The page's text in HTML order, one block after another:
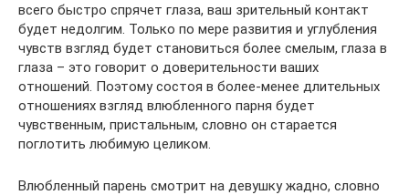
всего быстро спрячет глаза, ваш зрительный контакт
будет недолгим. Только по мере развития и углубления
чувств взгляд будет становиться более смелым, глаза в
глаза – это говорит о доверительности ваших
отношений. Поэтому состоя в более-менее длительных
отношениях взгляд влюбленного парня будет
чувственным, пристальным, словно он старается
поглотить любимую целиком.
Влюбленный парень смотрит на девушку жадно, словно